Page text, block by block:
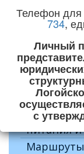
Телефон
734,
Личный
с
питания
Защита
Торговый
«О
питания и
Маршруты